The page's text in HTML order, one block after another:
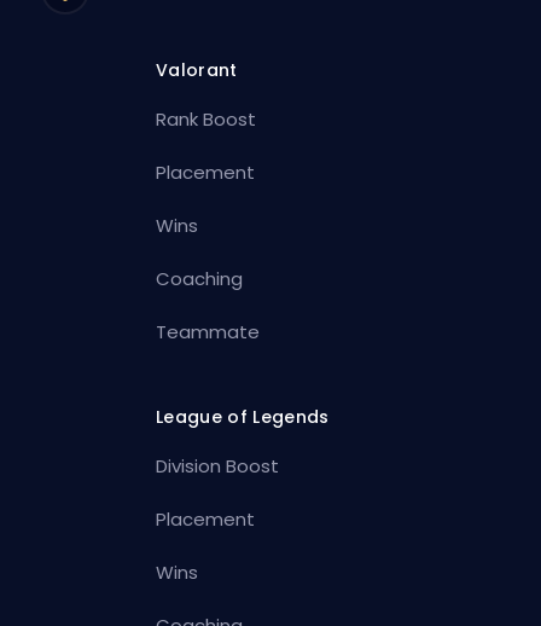
Valorant
Rank Boost
Placement
Wins
Coaching
Teammate
League of Legends
Division Boost
Placement
Wins